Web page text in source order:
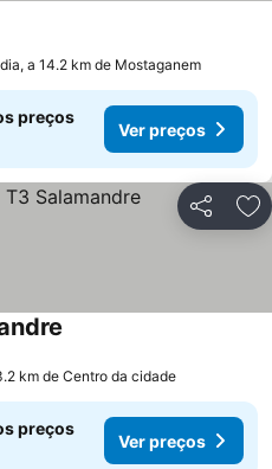
preços
a 14.2 km de Mostaganem
preços
Ver preços
Partilhar
km de Centro da cidade
preços
Ver preços